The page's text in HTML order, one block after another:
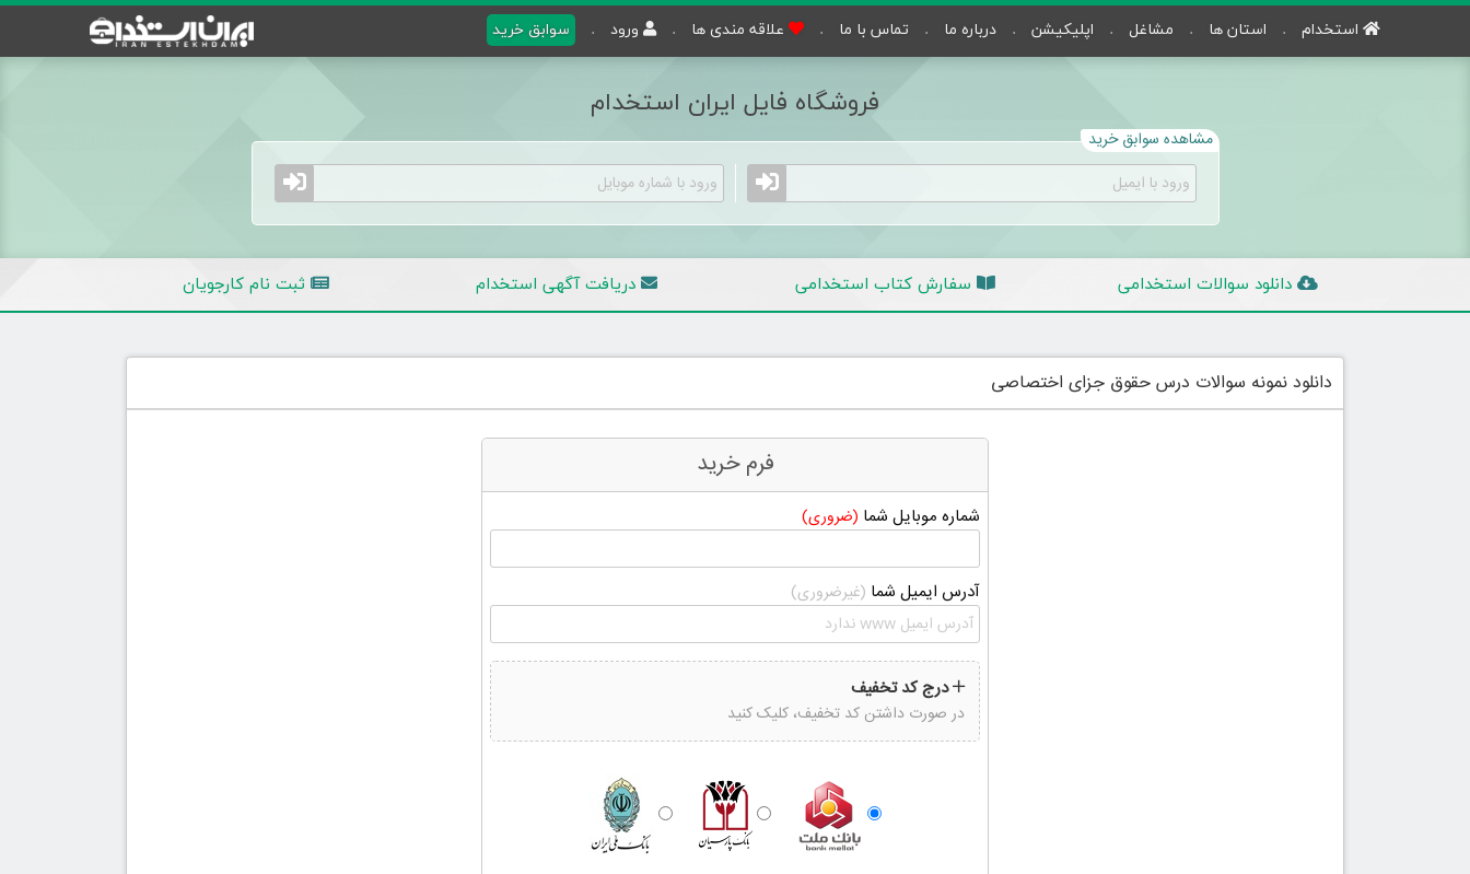
استخدام استان ها مشاغل اپلیکیشن درباره ما تماس با ما علاقه مندی ها ورود سوابق خرید
فروشگاه فایل ایران استخدام
مشاهده سوابق خرید
دانلود سوالات استخدامی سفارش کتاب استخدامی دریافت آگهی استخدام ثبت نام کارجویان
دانلود نمونه سوالات درس حقوق جزای اختصاصی
فرم خرید
شماره موبایل شما (ضروری)
آدرس ایمیل شما (غیرضروری)
درج کد تخفیف
در صورت داشتن کد تخفیف، کلیک کنید